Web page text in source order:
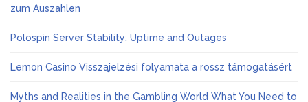
zum Auszahlen
Polospin Server Stability: Uptime and Outages
Lemon Casino Visszajelzési folyamata a rossz támogatásért
Myths and Realities in the Gambling World What You Need to